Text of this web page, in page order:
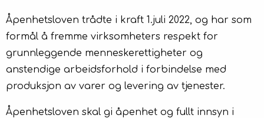
Samfunnsansvar og miljø
Kontakt
Åpenhetsloven trådte i kraft 1.juli 2022, og har som
formål å fremme virksomheters respekt for
grunnleggende menneskerettigheter og
anstendige arbeidsforhold i forbindelse med
produksjon av varer og levering av tjenester.
Åpenhetsloven skal gi åpenhet og fullt innsyn i